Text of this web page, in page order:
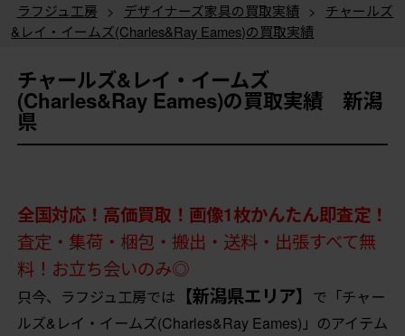
ラフジュ工房 > デザイナーズ家具の買取実績 >
チャールズ
&レイ・イームズ(Charles&Ray Eames)の買取実績
チャールズ&レイ・イームズ
(Charles&Ray Eames)の買取実績 新潟
県
全国対応！高価買取！画像1枚かんたん即査定！
査定・集荷・梱包・搬出・送料・出張すべて無
料！お立ち会いのみ◎
只今、ラフジュ工房では 【新潟県エリア】 で「チャー
ルズ&レイ・イームズ(Charles&Ray Eames)」のアイテム